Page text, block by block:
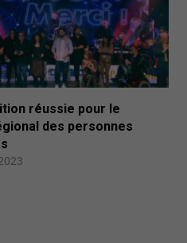
réussie pour le
des personnes